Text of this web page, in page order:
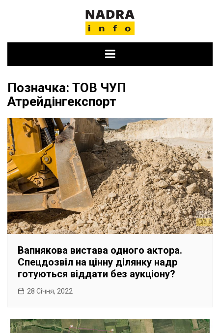
Позначка: ТОВ ЧУП
Атрейдінгекспорт
Вапнякова вистава одного актора.
Спецдозвіл на цінну ділянку надр
готуються віддати без аукціону?
28 Січня, 2022